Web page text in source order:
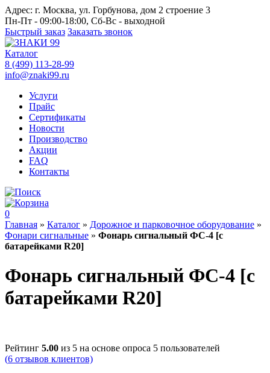
Адрес: г. Москва, ул. Горбунова, дом 2 строение 3
Пн-Пт - 09:00-18:00, Сб-Вс - выходной
Быстрый заказ Заказать звонок
Каталог
8 (499) 113-28-99
info@znaki99.ru
Услуги
Прайс
Сертификаты
Новости
Производство
Акции
FAQ
Контакты
0
Главная » Каталог » Дорожное и парковочное оборудование »
Фонари сигнальные » Фонарь сигнальный ФС-4 [с
батарейками R20]
Фонарь сигнальный ФС-4 [с
батарейками R20]
Рейтинг 5.00 из 5 на основе опроса 5 пользователей
(6 отзывов клиентов)